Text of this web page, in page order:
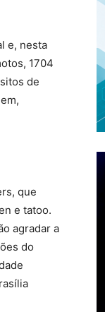
e, nesta
1704
de
que
e tatoo.
agradar a
do